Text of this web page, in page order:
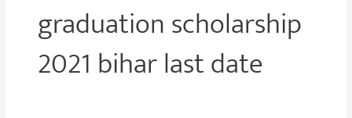
graduation scholarship
2021 bihar last date